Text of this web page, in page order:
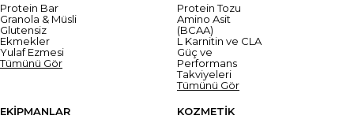
Protein Bar
Granola & Müsli
Glutensiz
Ekmekler
Yulaf Ezmesi
Tümünü Gör
Protein Tozu
Amino Asit
(BCAA)
L Karnitin ve CLA
Güç ve
Performans
Takviyeleri
Tümünü Gör
EKİPMANLAR
KOZMETİK